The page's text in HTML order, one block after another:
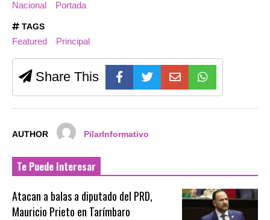
Nacional Portada
TAGS
Featured Principal
Share This
AUTHOR PilarInformativo
Te Puede Interesar
Atacan a balas a diputado del PRD,
Mauricio Prieto en Tarímbaro